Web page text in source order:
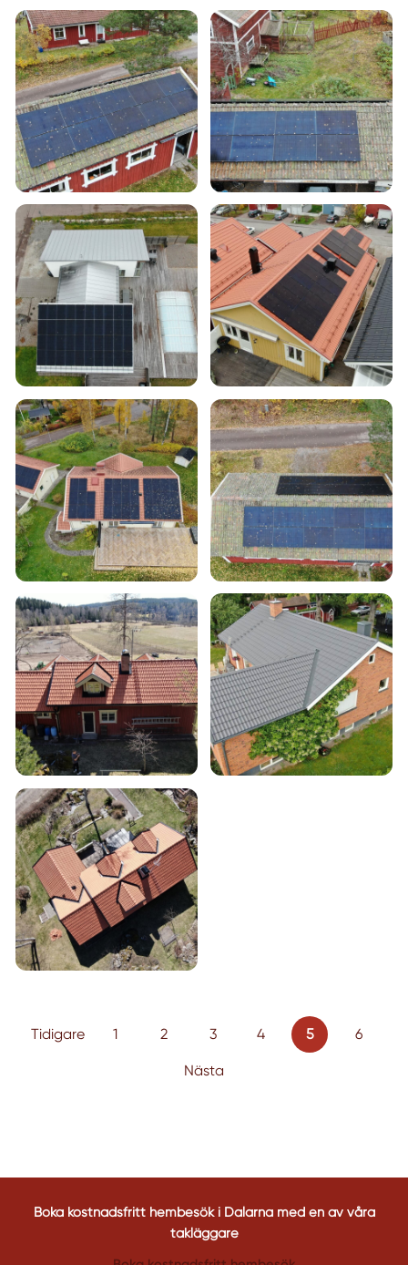
Tidigare 1 2 3 4 5 6
Nästa
Boka kostnadsfritt hembesök i Dalarna med en av våra
takläggare